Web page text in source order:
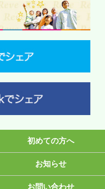
初めての方へ
お知らせ
お問い合わせ